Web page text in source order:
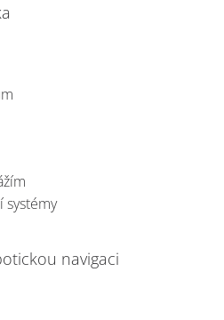
systémy
navigaci